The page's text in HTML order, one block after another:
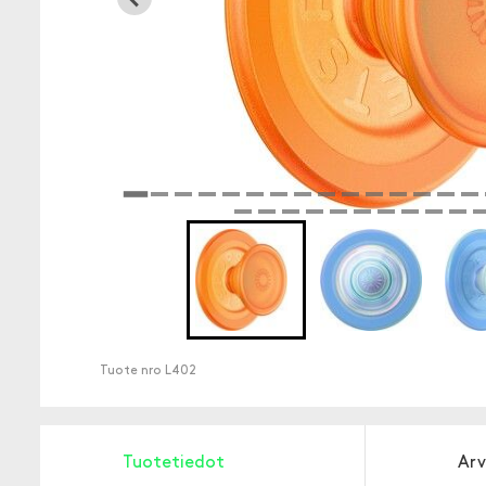
Tuote nro L402
Tuotetiedot